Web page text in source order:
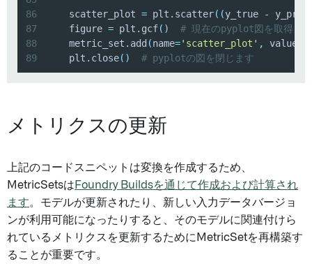
86
    scatter_plot
= plt . scatter( (y_true - y_pred
87
    figure
= plt . gcf( )
# 現在のpyplot図を取得し
88
    metric_set
. add (name='scatter_plot' , value
89
    plt
. close( ) # pyplotの図を閉じます
メトリクスの更新
上記のコードスニペットは変換を作成するため、
MetricSetsは Foundry Buildsを通じて作成および計算され
ます。モデルが更新されたり、新しい入力データバージョ
ンが利用可能になったりすると、そのモデルに関連付けら
れているメトリクスを更新するためにMetricSetを再構築す
ることが重要です。